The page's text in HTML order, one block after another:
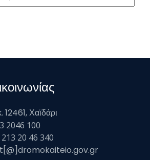
12461, Χαϊδάρι
2046 100
213 20 46 340